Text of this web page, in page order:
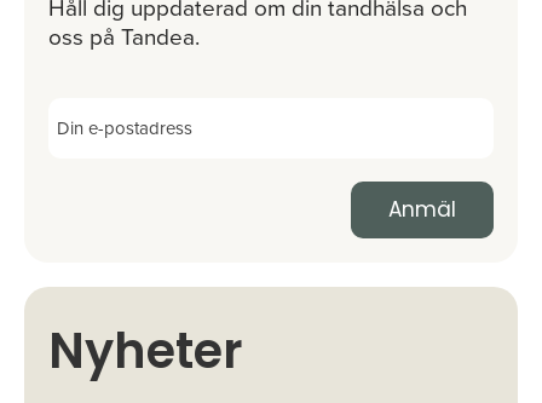
Håll dig uppdaterad om din tandhälsa och
oss på Tandea.
Nyheter